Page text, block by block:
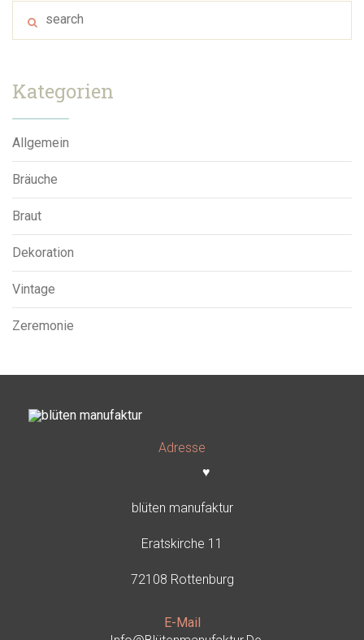
Kategorien
Allgemein
Bräuche
Braut
Dekoration
Vintage
Zeremonie
Adresse
♥
blüten manufaktur
Eratskirche 11
72108 Rottenburg
E-Mail